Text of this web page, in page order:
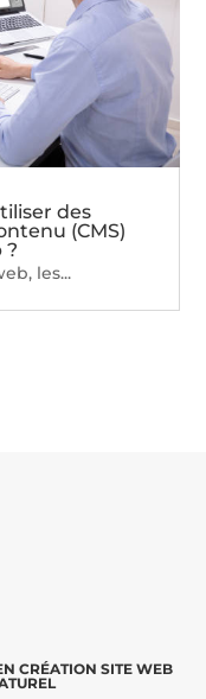
des
(CMS)
?
les...
CRÉATION SITE WEB